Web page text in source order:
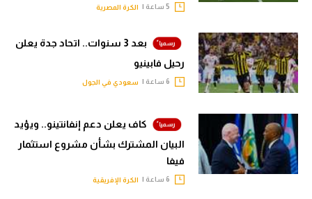
الكرة المصرية
بعد 3 سنوات.. اتحاد جدة يعلن
رحيل فابينيو
سعودي في الجول
كاف يعلن دعم إنفانتينو.. ويؤيد
البيان المشترك بشأن مشروع استثمار
فيفا
الكرة الإفريقية